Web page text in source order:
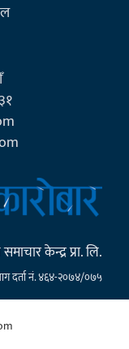
केन्द्र प्रा. लि.
दर्ता नं. ४६४-२०७४/०७५